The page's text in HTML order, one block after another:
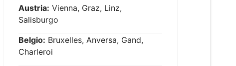
Austria: Vienna, Graz, Linz,
Salisburgo
Belgio: Bruxelles, Anversa, Gand,
Charleroi